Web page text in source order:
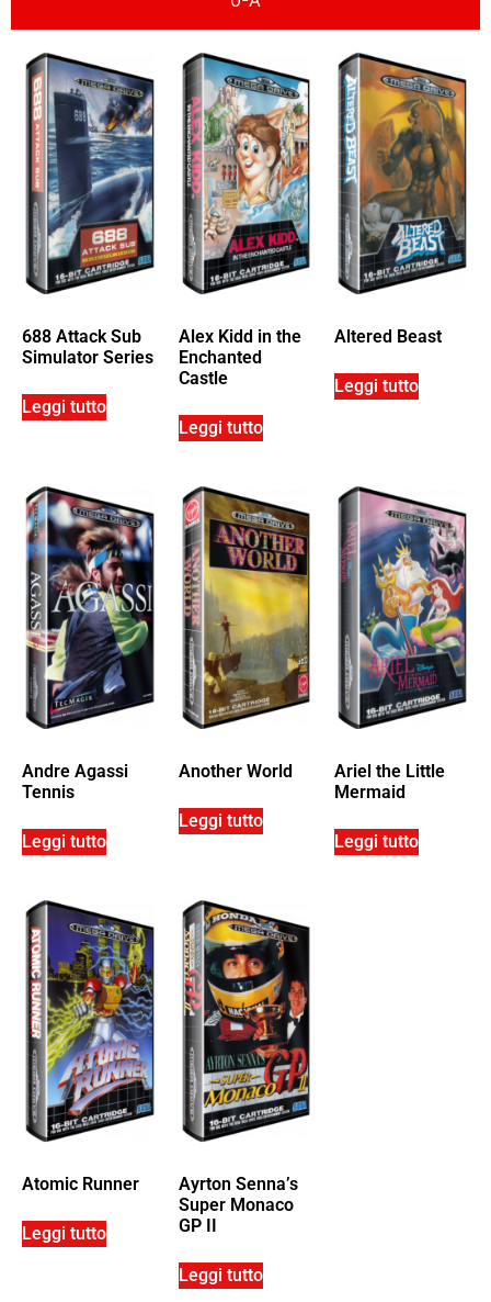
688 Attack Sub
Simulator Series
Leggi tutto
Alex Kidd in the
Enchanted
Castle
Leggi tutto
Altered Beast
Leggi tutto
Andre Agassi
Tennis
Leggi tutto
Another World
Leggi tutto
Ariel the Little
Mermaid
Leggi tutto
Atomic Runner
Leggi tutto
Ayrton Senna’s
Super Monaco
GP II
Leggi tutto